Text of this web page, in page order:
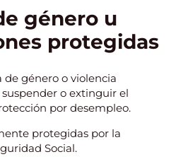
género u
protegidas
de género o violencia
o extinguir el
por desempleo.
protegidas por la
Social.